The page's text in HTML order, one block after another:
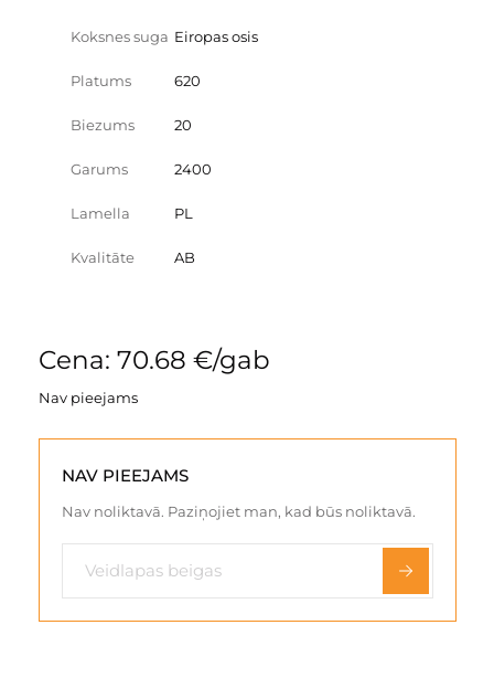
Koksnes suga Eiropas osis
Platums 620
Biezums 20
Garums 2400
Lamella PL
Kvalitāte AB
Cena: 70.68 €/gab
Nav pieejams
NAV PIEEJAMS
Nav noliktavā. Paziņojiet man, kad būs noliktavā.